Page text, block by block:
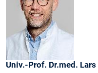
Univ.-Prof. Dr.med. Lars